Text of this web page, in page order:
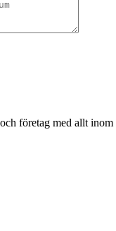
företag med allt